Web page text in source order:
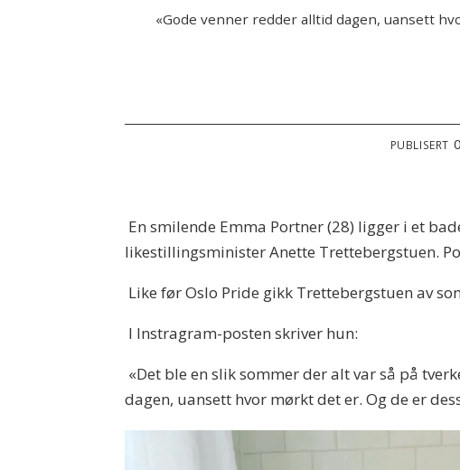
«Gode venner redder alltid dagen, uansett
PUBLISERT
En smilende Emma Portner (28) ligger i et
likestillingsminister Anette Trettebergstuen.
Like før Oslo Pride gikk Trettebergstuen av
I Instragram-posten skriver hun:
«Det ble en slik sommer der alt var så på
dagen, uansett hvor mørkt det er. Og de er